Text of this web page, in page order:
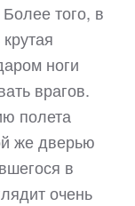
того, в
ноги
врагов.
полета
же дверью
в
очень